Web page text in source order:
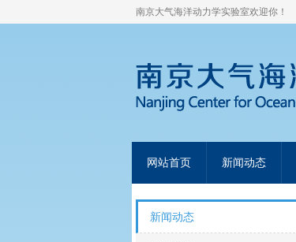
南京大气海洋动力学实验室欢迎你！
网站首页 新闻动态
新闻动态